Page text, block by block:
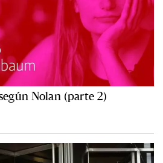
Nolan (parte 2)